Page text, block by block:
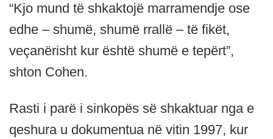
“Kjo mund të shkaktojë marramendje ose
edhe – shumë, shumë rrallë – të fikët,
veçanërisht kur është shumë e tepërt”,
shton Cohen.
Rasti i parë i sinkopës së shkaktuar nga e
qeshura u dokumentua në vitin 1997, kur